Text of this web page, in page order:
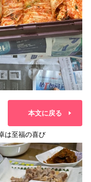
本文に戻る
は至福の喜び